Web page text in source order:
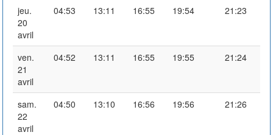
jeu.
20
avril
04:53 13:11 16:55 19:54 21:23
ven.
21
avril
04:52 13:11 16:55 19:55 21:24
sam.
22
avril
04:50 13:10 16:56 19:56 21:26